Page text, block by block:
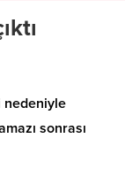
nedeniyle
sonrası